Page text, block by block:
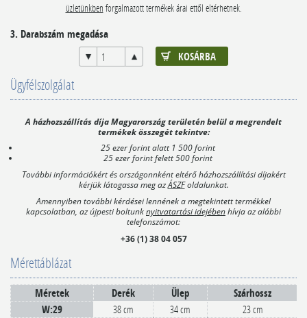
üzletünkben forgalmazott termékek árai ettől eltérhetnek.
3. Darabszám megadása
Ügyfélszolgálat
A házhozszállítás díja Magyarország területén belül a megrendelt
termékek összegét tekintve:
25 ezer forint alatt 1 500 forint
25 ezer forint felett 500 forint
További információkért és országonnként eltérő házhozszállítási díjakért
kérjük látogassa meg azÁSZFoldalunkat.
Amennyiben további kérdései lennének a megtekintett termékkel
kapcsolatban, az újpesti boltunknyitvatartási idejébenhívja az alábbi
telefonszámot:
+36 (1) 38 04 057
Mérettáblázat
Méretek Derék Ülep
Szárhossz
W:29
38 cm 34 cm 23 cm